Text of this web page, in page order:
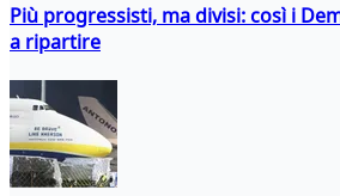
Più progressisti, ma divisi: così i
a ripartire